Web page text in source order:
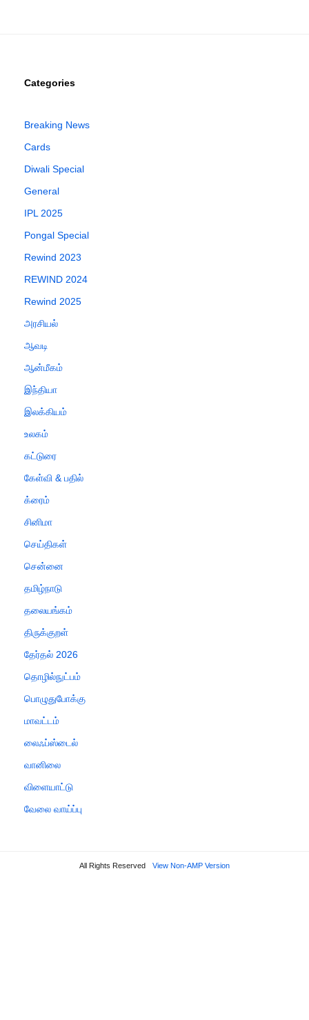
Categories
Breaking News
Cards
Diwali Special
General
IPL 2025
Pongal Special
Rewind 2023
REWIND 2024
Rewind 2025
அரசியல்
ஆவடி
ஆன்மீகம்
இந்தியா
இலக்கியம்
உலகம்
கட்டுரை
கேள்வி & பதில்
க்ரைம்
சினிமா
செய்திகள்
சென்னை
தமிழ்நாடு
தலையங்கம்
திருக்குறள்
தேர்தல் 2026
தொழில்நுட்பம்
பொழுதுபோக்கு
மாவட்டம்
லைஃப்ஸ்டைல்
வானிலை
விளையாட்டு
வேலை வாய்ப்பு
All Rights Reserved View Non-AMP Version